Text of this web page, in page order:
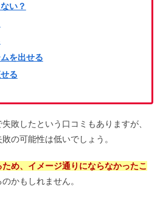
3年半飲み続けた結果！毎日飲
うなる？危険なの？
ト1000飲みすぎは体に悪い？効
キツネはダサい？芸能人や年齢
判まとめ
い？
を出せる
る
敗したという口コミもありますが、
の可能性は低いでしょう。
め、イメージ通りにならなかったこ
かもしれません。